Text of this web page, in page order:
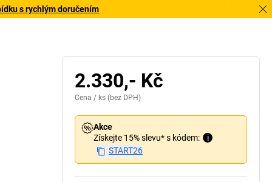
s rychlým doručením
použití, dekorace nejsou součástí dodávky
2.330,- Kč
Cena / ks (bez DPH)
Akce
Získejte 15% slevu* s kódem:
i
START26